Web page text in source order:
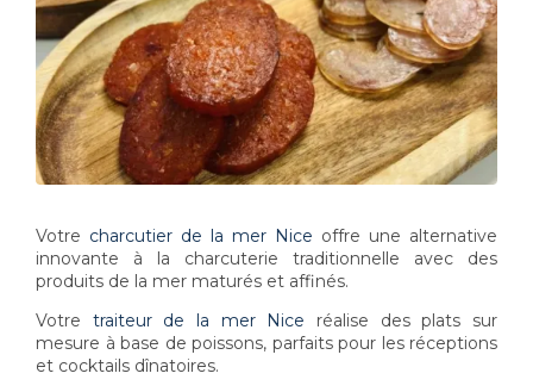
Votre charcutier de la mer Nice offre une alternative
innovante à la charcuterie traditionnelle avec des
produits de la mer maturés et affinés.
Votre traiteur de la mer Nice réalise des plats sur
mesure à base de poissons, parfaits pour les réceptions
et cocktails dînatoires.